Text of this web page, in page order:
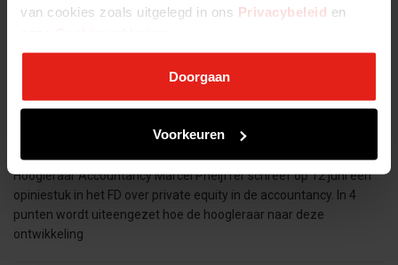
van cookies zoals uitgelegd in ons Privacybeleid en
Doorgaan
Voorkeuren
Terugblik NVP Young borrel - Terugblik NVP Young borrel
NVP reageert op hoogleraar Marcel Pheijffer - NVP reageert op
hoogleraar Marcel Pheijffer
Hoogleraar Accountancy Marcel Pheijffer schreef op 12 juni een
opiniestuk in het FD over private equity in de accountancy. In 4
punten wordt uiteengezet hoe de hoogleraar naar deze
ontwikkeling